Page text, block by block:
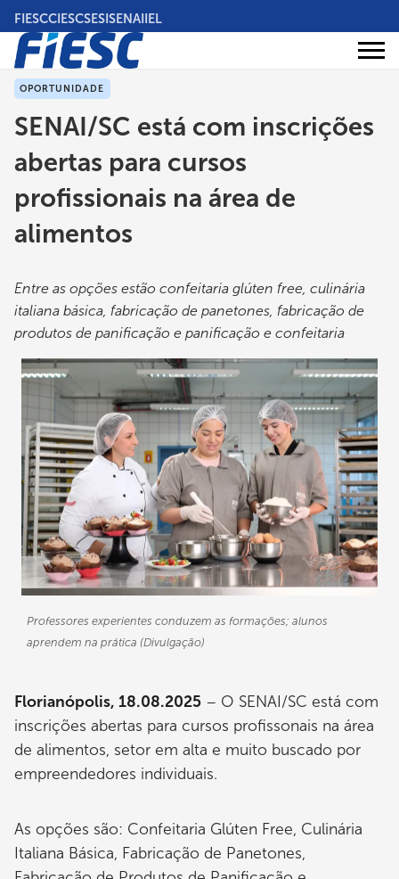
Pular
para
conteúdo
principal
FIESCCIESCSESISENAIIEL
Áreas
OPORTUNIDADE
SENAI/SC está com inscrições
abertas para cursos
profissionais na área de
alimentos
Entre as opções estão confeitaria glúten free, culinária
italiana básica, fabricação de panetones, fabricação de
produtos de panificação e panificação e confeitaria
Professores experientes conduzem as formações; alunos
aprendem na prática (Divulgação)
Florianópolis, 18.08.2025 – O SENAI/SC está com
inscrições abertas para cursos profissonais na área
de alimentos, setor em alta e muito buscado por
empreendedores individuais.
As opções são: Confeitaria Glúten Free, Culinária
Italiana Básica, Fabricação de Panetones,